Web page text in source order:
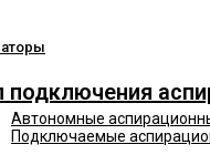
подключения
Автономные
Подключаемые